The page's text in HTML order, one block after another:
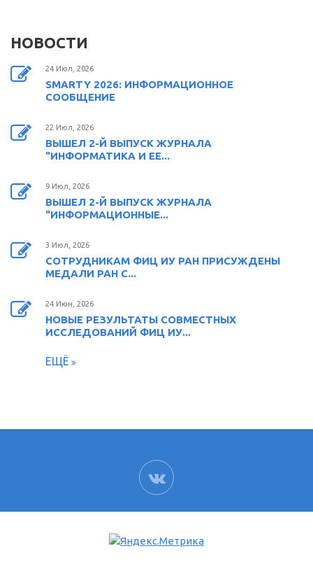
НОВОСТИ
24 Июл, 2026
SMARTY 2026: ИНФОРМАЦИОННОЕ
СООБЩЕНИЕ
22 Июл, 2026
ВЫШЕЛ 2-Й ВЫПУСК ЖУРНАЛА
"ИНФОРМАТИКА И ЕЕ...
9 Июл, 2026
ВЫШЕЛ 2-Й ВЫПУСК ЖУРНАЛА
"ИНФОРМАЦИОННЫЕ...
3 Июл, 2026
СОТРУДНИКАМ ФИЦ ИУ РАН ПРИСУЖДЕНЫ
МЕДАЛИ РАН С...
24 Июн, 2026
НОВЫЕ РЕЗУЛЬТАТЫ СОВМЕСТНЫХ
ИССЛЕДОВАНИЙ ФИЦ ИУ...
ЕЩЁ
ВК